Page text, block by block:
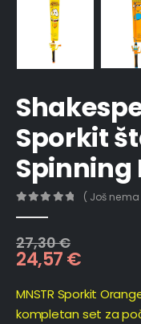
Sporkit
Spinning
( Još
27,30€
24,57€
MNSTR Sporkit
kompletan set za